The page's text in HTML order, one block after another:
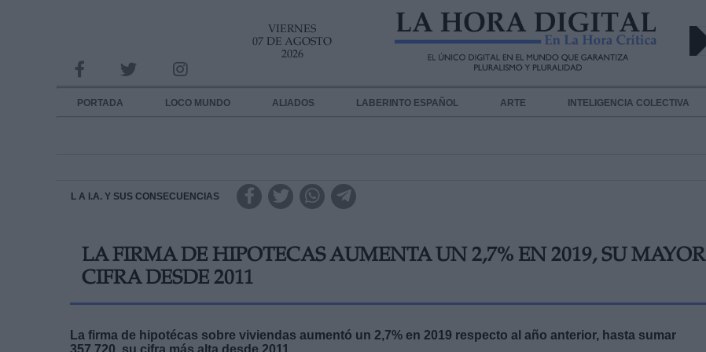
VIERNES
07 DE AGOSTO
2026
PORTADA LOCO MUNDO ALIADOS LABERINTO ESPAÑOL ARTE INTELIGENCIA COLECTIVA
L A I.A. Y SUS CONSECUENCIAS
LA FIRMA DE HIPOTECAS AUMENTA UN 2,7% EN 2019, SU MAYOR
CIFRA DESDE 2011
La firma de hipotécas sobre viviendas aumentó un 2,7% en 2019 respecto al año anterior, hasta sumar
357.720, su cifra más alta desde 2011
INFORMACION SOBRE LA PROTECCIÓN DE TUS DATOS
Responsable:
Destinatarios:
link
Información adicional
link